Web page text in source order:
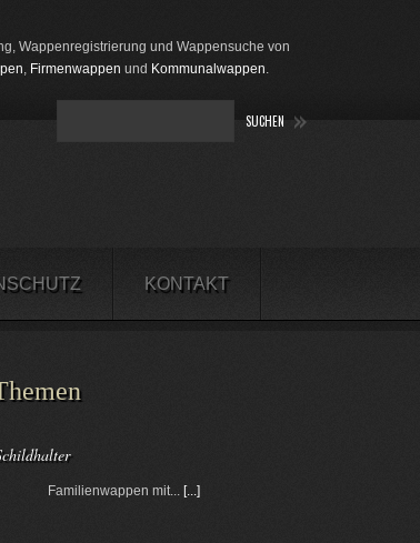
Wappenregistrierung und Wappensuche von
, Firmenwappen und Kommunalwappen.
KONTAKT
Familienwappen mit... [...]